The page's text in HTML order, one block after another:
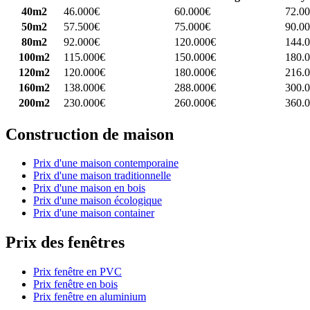
40m2
46.000€ 60.000€
50m2
57.500€ 75.000€
80m2
92.000€ 120.000€
100m2
115.000€ 150.000€
120m2
120.000€ 180.000€
160m2
138.000€ 288.000€
200m2
230.000€ 260.000€
Construction de maison
Prix d'une maison contemporaine
Prix d'une maison traditionnelle
Prix d'une maison en bois
Prix d'une maison écologique
Prix d'une maison container
Prix des fenêtres
Prix fenêtre en PVC
Prix fenêtre en bois
Prix fenêtre en aluminium